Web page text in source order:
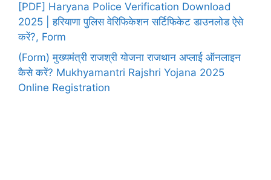
[PDF] Haryana Police Verification Download
2025 | हरियाणा पुलिस वेरिफिकेशन सर्टिफिकेट डाउनलोड ऐसे
करें?, Form
(Form) मुख्यमंत्री राजश्री योजना राजथान अप्लाई ऑनलाइन
कैसे करें? Mukhyamantri Rajshri Yojana 2025
Online Registration